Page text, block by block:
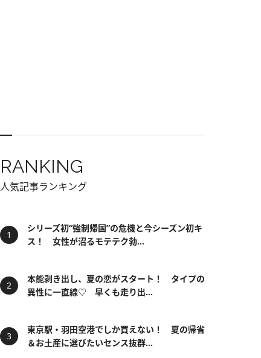
RANKING
人気記事ランキング
シリーズ初“強制帰国”の危機と今シーズン初キ
ス！ 女性が沼るモテテク勃...
本能剥き出し、夏の恋がスタート！ タイプの
異性に一直線♡ 早くも走り出...
東京駅・羽田空港でしか買えない！ 夏の帰省
＆お土産に選びたいセンス抜群...